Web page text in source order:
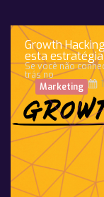
Growth
esta
Se você não
trás no
Marketing